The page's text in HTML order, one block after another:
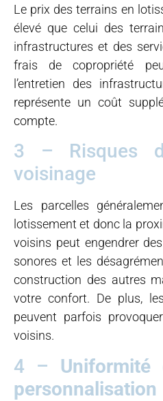
Le prix des terrains en
élevé que celui des
infrastructures et des
frais de copropriété
l’entretien des
représente un coût
compte.
3 – Risques
voisinage
Les parcelles
lotissement et donc la
voisins peut engendrer
sonores et les
construction des autres
votre confort. De plus,
peuvent parfois
voisins.
4 –
personnalisation